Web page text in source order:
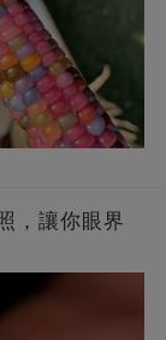
，讓你眼界